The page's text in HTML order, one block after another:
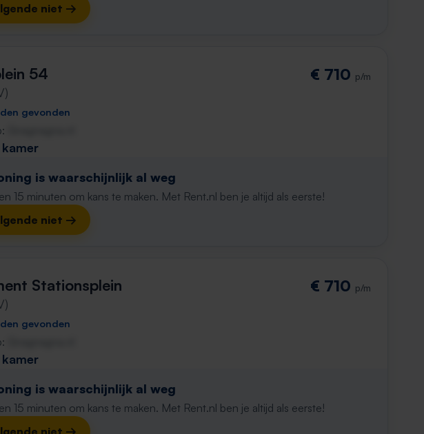
niet →
54 € 710 p/m
gevonden
kamer
is waarschijnlijk al weg
15 minuten om kans te maken. Met Rent.nl ben je altijd als eerste!
niet →
Stationsplein € 710 p/m
gevonden
kamer
is waarschijnlijk al weg
15 minuten om kans te maken. Met Rent.nl ben je altijd als eerste!
niet →